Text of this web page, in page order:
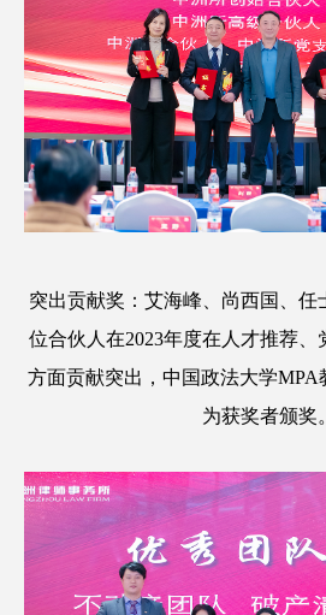
突出贡献奖：艾海峰、尚西国、任
位合伙人在2023年度在人才推荐
方面贡献突出，中国政法大学
为获奖者颁奖。